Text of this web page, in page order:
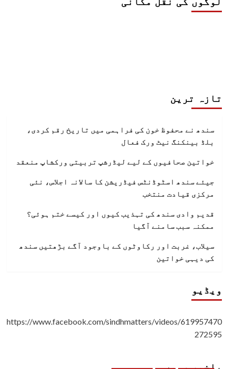
تازہ ترین
سندھ نے محفوظ خون کی فراہمی میں تاریخ رقم کردی،
بلڈ بینکنگ نیٹ ورک فعال
خواتین صحافیوں کے لیے لیڈرشپ تربیتی ورکشاپ منعقد
جیئے سندھ اسٹوڈنٹس فیڈریشن کا سالانہ اجلاس، نئی
مرکزی قیادت منتخب
قدیم وادی سندھ کی تہذیب کیوں اور کیسے ختم ہوئی؟
ممکنہ سبب سامنے آگیا
سیلاب، غربت اور رکاوٹوں کے باوجود آگے بڑھتیں سندھ
کی دیہی خواتین
ویڈیو
https://www.facebook.com/sindhmatters/videos/619957470
272595